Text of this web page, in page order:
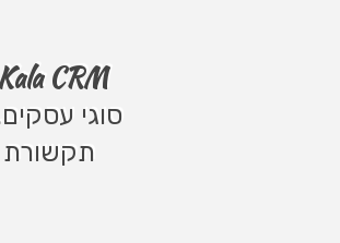
CRM
סוגי
תקשורת